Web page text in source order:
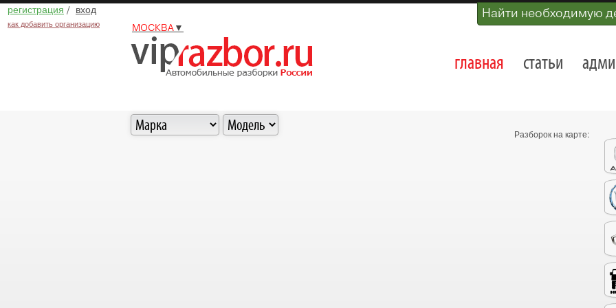
регистрация / вход
как добавить организацию
Найти необходимую
МОСКВА▼
главная статьи
Разборок на карте: